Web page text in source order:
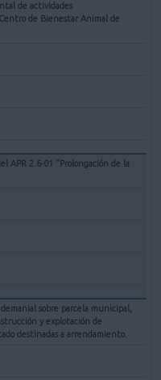
de actividades
de Bienestar Animal de
APR 2.6-01 "Prolongación de la
sobre parcela municipal,
y explotación de
destinadas a arrendamiento.